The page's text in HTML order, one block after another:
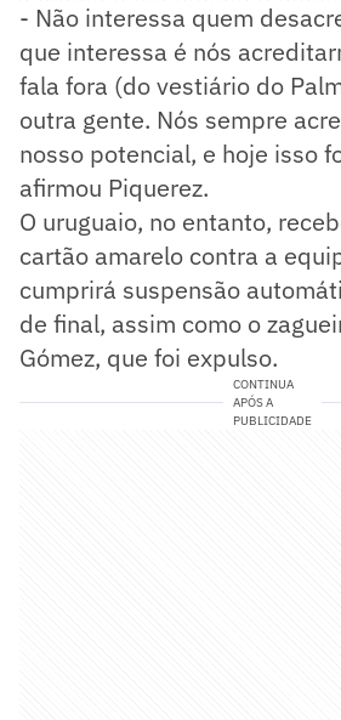
- Não interessa quem
que interessa é nós
fala fora (do vestiário do
outra gente. Nós sempre
nosso potencial, e hoje isso
afirmou Piquerez.
O uruguaio, no entanto,
cartão amarelo contra a
cumprirá suspensão
de final, assim como o
Gómez, que foi expulso.
CONTINUA
APÓS A
PUBLICIDADE